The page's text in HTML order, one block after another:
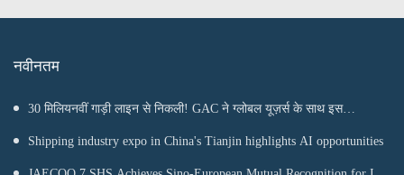
नवीनतम
30 मिलियनवीं गाड़ी लाइन से निकली! GAC ने ग्लोबल यूज़र्स के साथ इस
माइलस्टोन का जश्न मनाया
Shipping industry expo in China's Tianjin highlights AI opportunities